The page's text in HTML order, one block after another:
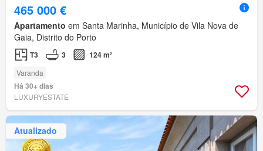
465 000 €
Apartamento em Santa Marinha, Município de Vila Nova de
Gaia, Distrito do Porto
T3 3 124 m²
Varanda
Há 30+ dias
LUXURYESTATE
Atualizado